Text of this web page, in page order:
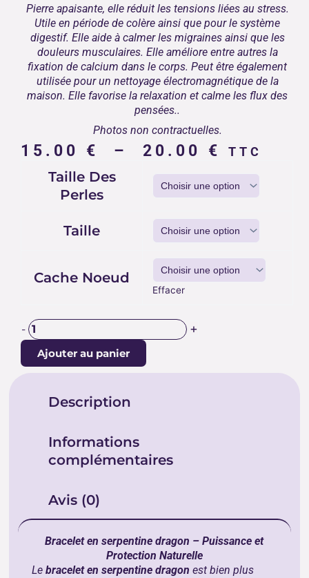
Pierre apaisante, elle réduit les tensions liées au stress.
Utile en période de colère ainsi que pour le système
digestif. Elle aide à calmer les migraines ainsi que les
douleurs musculaires. Elle améliore entre autres la
fixation de calcium dans le corps. Peut être également
utilisée pour un nettoyage électromagnétique de la
maison. Elle favorise la relaxation et calme les flux des
pensées..
Photos non contractuelles.
15.00 € – 20.00 € Plage
prix :
15.00 €
à
20.00 €
TTC
Taille Des
Perles
Taille
Cache Noeud
Effacer
-
BRACELET
DRAGON
+
Ajouter au panier
Description
Informations
complémentaires
Avis (0)
Bracelet en serpentine dragon – Puissance et
Protection Naturelle
Lebracelet en serpentine dragon est bien plus